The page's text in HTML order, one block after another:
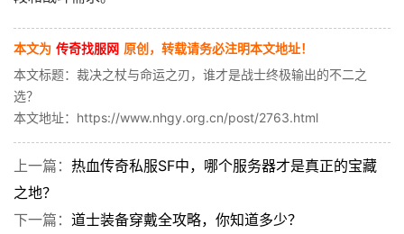
本文为 传奇找服网 原创，转载请务必注明本文地址！
本文标题：裁决之杖与命运之刃，谁才是战士终极输出的不二之
选？
本文地址：https://www.nhgy.org.cn/post/2763.html
上一篇： 热血传奇私服SF中，哪个服务器才是真正的宝藏
之地？
下一篇： 道士装备穿戴全攻略，你知道多少？